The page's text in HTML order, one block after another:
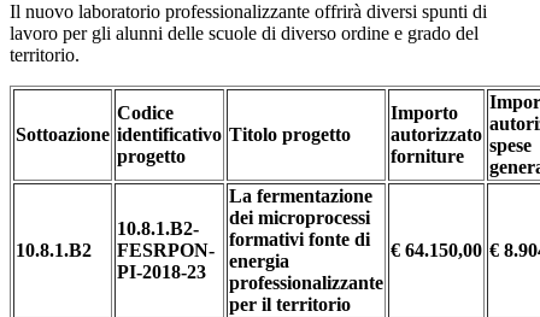
Il nuovo laboratorio professionalizzante offrirà diversi spunti di
lavoro per gli alunni delle scuole di diverso ordine e grado del
territorio.
Sottoazione
Codice
identificativo
progetto
Titolo progetto
Importo
autorizzato
forniture
spese
10.8.1.B2
10.8.1.B2-
FESRPON-
PI-2018-23
La fermentazione
dei microprocessi
formativi fonte di
energia
professionalizzante
per il territorio
€ 64.150,00 €